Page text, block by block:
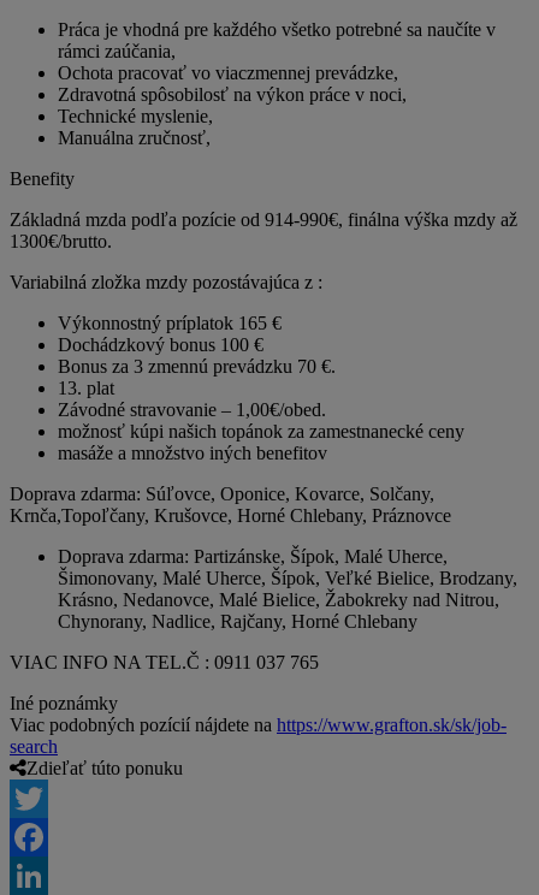
Práca je vhodná pre každého všetko potrebné sa naučíte v
rámci zaúčania,
Ochota pracovať vo viaczmennej prevádzke,
Zdravotná spôsobilosť na výkon práce v noci,
Technické myslenie,
Manuálna zručnosť,
Benefity
Základná mzda podľa pozície od 914-990€, finálna výška mzdy až
1300€/brutto.
Variabilná zložka mzdy pozostávajúca z :
Výkonnostný príplatok 165 €
Dochádzkový bonus 100 €
Bonus za 3 zmennú prevádzku 70 €.
13. plat
Závodné stravovanie – 1,00€/obed.
možnosť kúpi našich topánok za zamestnanecké ceny
masáže a množstvo iných benefitov
Doprava zdarma: Súľovce, Oponice, Kovarce, Solčany,
Krnča,Topoľčany, Krušovce, Horné Chlebany, Práznovce
Doprava zdarma: Partizánske, Šípok, Malé Uherce,
Šimonovany, Malé Uherce, Šípok, Veľké Bielice, Brodzany,
Krásno, Nedanovce, Malé Bielice, Žabokreky nad Nitrou,
Chynorany, Nadlice, Rajčany, Horné Chlebany
VIAC INFO NA TEL.Č : 0911 037 765
Iné poznámky
Viac podobných pozícií nájdete na https://www.grafton.sk/sk/job-
search
Zdieľať túto ponuku
Twitter
Facebook